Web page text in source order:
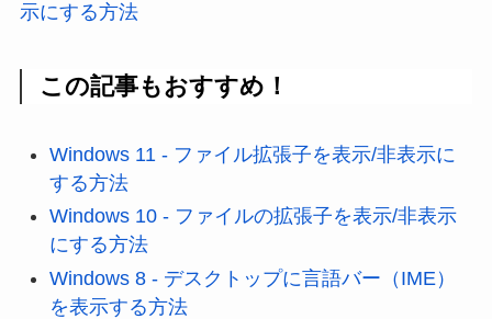
示にする方法
この記事もおすすめ！
Windows 11 - ファイル拡張子を表示/非表示に
する方法
Windows 10 - ファイルの拡張子を表示/非表示
にする方法
Windows 8 - デスクトップに言語バー（IME）
を表示する方法